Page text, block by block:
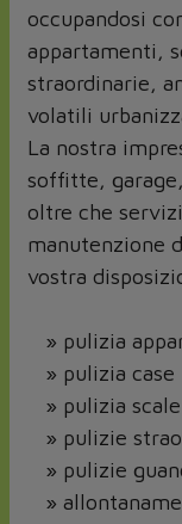
occupandosi
appartamenti,
straordinarie,
volatili
La nostra
soffitte,
oltre che servizi
manutenzione
vostra
» pulizia
» pulizia case
» pulizia scale
» pulizie
» pulizie
»